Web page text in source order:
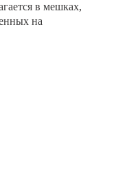
в мешках,
на